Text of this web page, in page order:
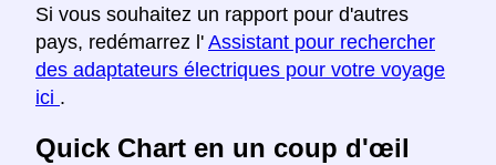
Si vous souhaitez un rapport pour d'autres
pays, redémarrez l' Assistant pour rechercher
des adaptateurs électriques pour votre voyage
ici .
Quick Chart en un coup d'œil